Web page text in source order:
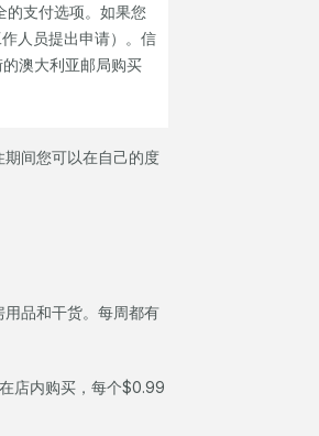
的支付选项。如果您
人员提出申请）。信
澳大利亚邮局购买
间您可以在自己的度
品和干货。每周都有
店内购买，每个$0.99